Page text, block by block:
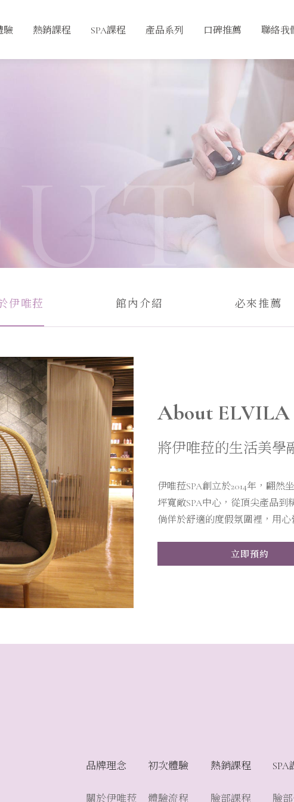
驗 熱銷課程 SPA課程 產品系列 口碑推薦 聯絡我
伊唯菈 館內介紹 必來推薦
About ELVILA
將伊唯菈的生活美學
伊唯菈SPA創立於2014年，翩
坪寬敞SPA中心，從頂尖產品到
倘佯於舒適的度假氛圍裡，用
立即預約
品牌理念
關於伊唯菈
初次體驗
體驗流程
熱銷課程
臉部課程
SPA
臉